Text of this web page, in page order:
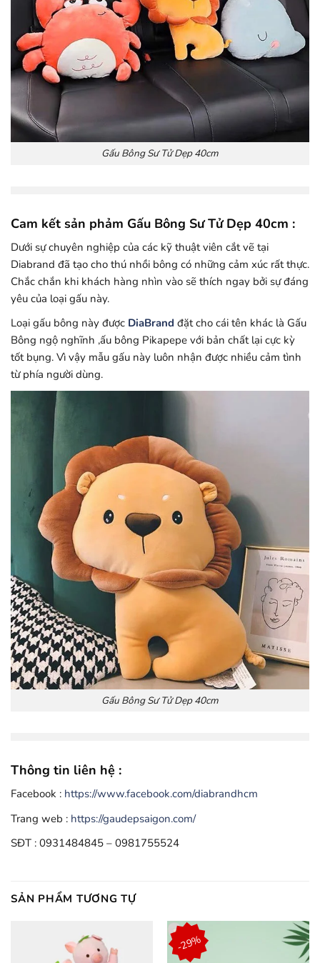
Gấu Bông Sư Tử Dẹp 40cm
Cam kết sản phảm Gấu Bông Sư Tử Dẹp 40cm :
Dưới sự chuyên nghiệp của các kỹ thuật viên cắt vẽ tại
Diabrand đã tạo cho thú nhồi bông có những cảm xúc rất thực.
Chắc chắn khi khách hàng nhìn vào sẽ thích ngay bởi sự đáng
yêu của loại gấu này.
Loại gấu bông này được DiaBrand đặt cho cái tên khác là Gấu
Bông ngộ nghĩnh ,ấu bông Pikapepe với bản chất lại cực kỳ
tốt bụng. Vì vậy mẫu gấu này luôn nhận được nhiều cảm tình
từ phía người dùng.
Gấu Bông Sư Tử Dẹp 40cm
Thông tin liên hệ :
Facebook : https://www.facebook.com/diabrandhcm
Trang web : https://gaudepsaigon.com/
SĐT : 0931484845 – 0981755524
SẢN PHẨM TƯƠNG TỰ
-29%